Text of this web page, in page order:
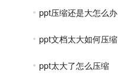
ppt压缩还是大怎么办
ppt文档太大如何压缩
ppt太大了怎么压缩